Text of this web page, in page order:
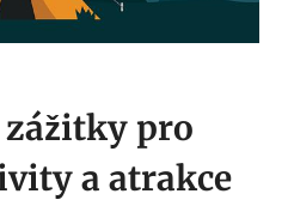
pro
a atrakce